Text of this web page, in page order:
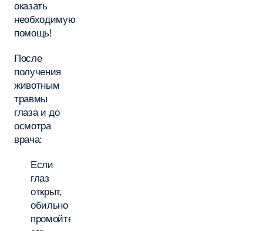
оказать
необходимую
помощь!
После
получения
животным
травмы
глаза и до
осмотра
врача:
Если
глаз
открыт,
обильно
промойте